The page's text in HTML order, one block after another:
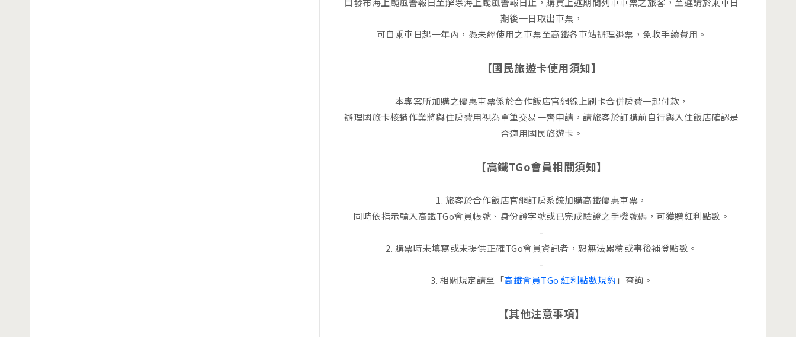
期後一日取出車票，
可自乘車日起一年內，憑未經使用之車票至高鐵各車站辦理退票，免收手續費用。
【國民旅遊卡使用須知】
本專案所加購之優惠車票係於合作飯店官網線上刷卡合併房費一起付款，
辦理國旅卡核銷作業將與住房費用視為單筆交易一齊申請，請旅客於訂購前自行與入住飯店確認是
否適用國民旅遊卡。
【高鐵TGo會員相關須知】
1. 旅客於合作飯店官網訂房系統加購高鐵優惠車票，
同時依指示輸入高鐵TGo會員帳號、身份證字號或已完成驗證之手機號碼，可獲贈紅利點數。
-
2. 購票時未填寫或未提供正確TGo會員資訊者，恕無法累積或事後補登點數。
-
3. 相關規定請至「高鐵會員TGo 紅利點數規約 」查詢。
【其他注意事項】